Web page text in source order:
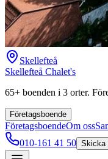
Skellefteå
Skellefteå Chalet's
65+ boenden i 3 orter.
Företagsboende
FöretagsboendeOm oss
010-161 41 50 Skicka